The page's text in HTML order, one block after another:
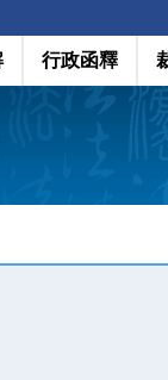
行政函釋